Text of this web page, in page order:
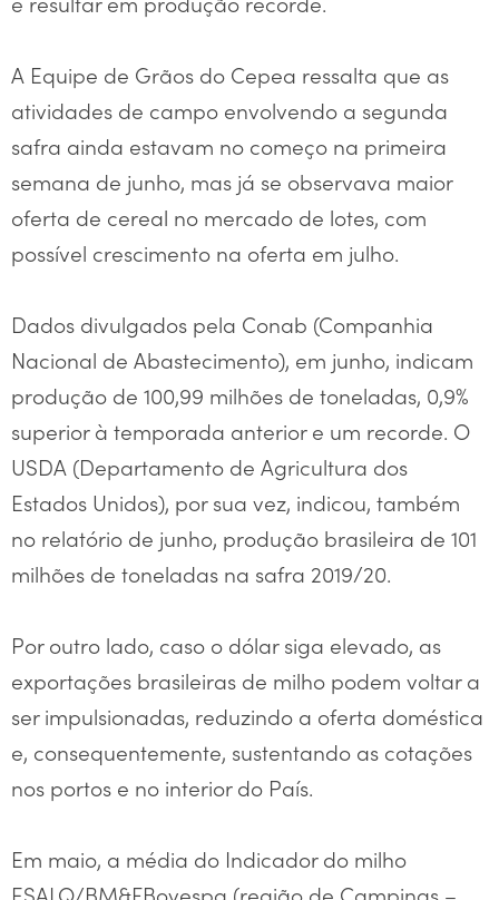
A Equipe de Grãos do Cepea ressalta que as
atividades de campo envolvendo a segunda
safra ainda estavam no começo na primeira
semana de junho, mas já se observava maior
oferta de cereal no mercado de lotes, com
possível crescimento na oferta em julho.
Dados divulgados pela Conab (Companhia
Nacional de Abastecimento), em junho, indicam
produção de 100,99 milhões de toneladas, 0,9%
superior à temporada anterior e um recorde. O
USDA (Departamento de Agricultura dos
Estados Unidos), por sua vez, indicou, também
no relatório de junho, produção brasileira de 101
milhões de toneladas na safra 2019/20.
Por outro lado, caso o dólar siga elevado, as
exportações brasileiras de milho podem voltar a
ser impulsionadas, reduzindo a oferta doméstica
e, consequentemente, sustentando as cotações
nos portos e no interior do País.
Em maio, a média do Indicador do milho
ESALQ/BM&FBovespa (região de Campinas –